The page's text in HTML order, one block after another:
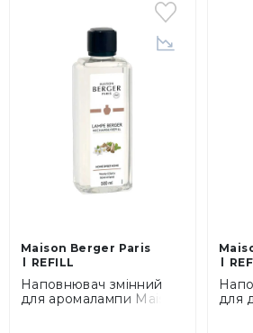
Maison Berger Paris
REFILL
Наповнювач змінний
для аромалампи Maison
для